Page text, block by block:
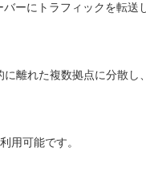
ーにトラフィックを転
離れた複数拠点に分散
用可能です。